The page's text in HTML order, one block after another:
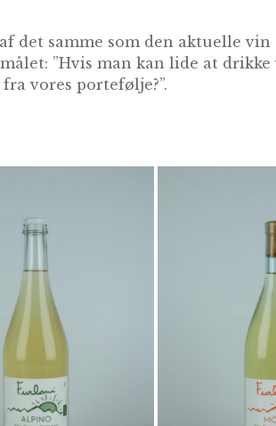
det samme som den aktuelle vin
”Hvis man kan lide at
vores portefølje?”.